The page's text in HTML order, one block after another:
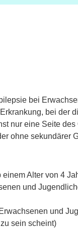
bei
bei der
nur eine Seite des
ohne sekundärer
Alter von 4
und
und
sein scheint)